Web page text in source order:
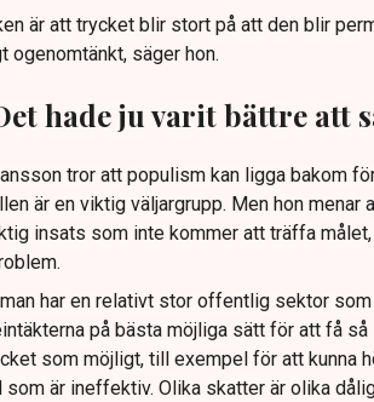
är att trycket blir stort på att den blir
ogenomtänkt, säger hon.
hade ju varit bättre att
tror att populism kan ligga bakom
är en viktig väljargrupp. Men hon
insats som inte kommer att träffa
har en relativt stor offentlig sektor
på bästa möjliga sätt för att få
som möjligt, till exempel för att kunna
som är ineffektiv. Olika skatter är olika